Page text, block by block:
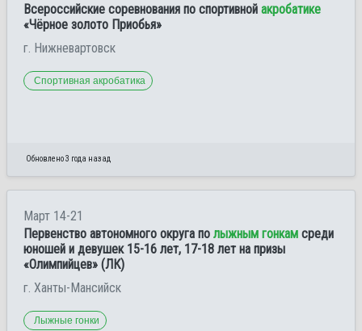
Всероссийские соревнования по спортивной акробатике
«Чёрное золото Приобья»
г. Нижневартовск
Спортивная акробатика
Обновлено 3 года назад
Март 14-21
Первенство автономного округа по лыжным гонкам среди
юношей и девушек 15-16 лет, 17-18 лет на призы
«Олимпийцев» (ЛК)
г. Ханты-Мансийск
Лыжные гонки